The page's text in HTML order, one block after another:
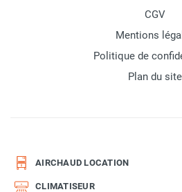
CGV
Mentions
Politique de
Plan du site
AIRCHAUD LOCATION
CLIMATISEUR